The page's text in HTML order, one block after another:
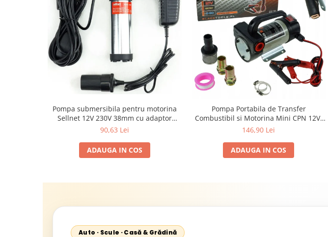
Pompa submersibila pentru motorina
Sellnet 12V 230V 38mm cu adaptor
pentru bricheta SN909-230V
90,63 Lei
ADAUGA IN COS
Pompa Portabila de Transfer
Combustibil si Motorina Mini CPN 12V,
180W, Debit 50 l/min, Absorbire 1 Tol
146,90 Lei
ADAUGA IN COS
Auto · Scule · Casă & Grădină